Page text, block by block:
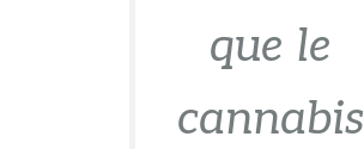
que le
cannabis